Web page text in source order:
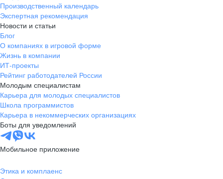
Производственный календарь
Экспертная рекомендация
Новости и статьи
Блог
О компаниях в игровой форме
Жизнь в компании
ИТ-проекты
Рейтинг работодателей России
Молодым специалистам
Карьера для молодых специалистов
Школа программистов
Карьера в некоммерческих организациях
Боты для уведомлений
Мобильное приложение
Этика и комплаенс